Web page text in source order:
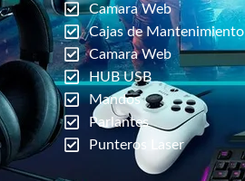
Camara Web
Cajas de Mantenimiento
Camara Web
HUB USB
Mandos
Parlantes
Punteros Laser